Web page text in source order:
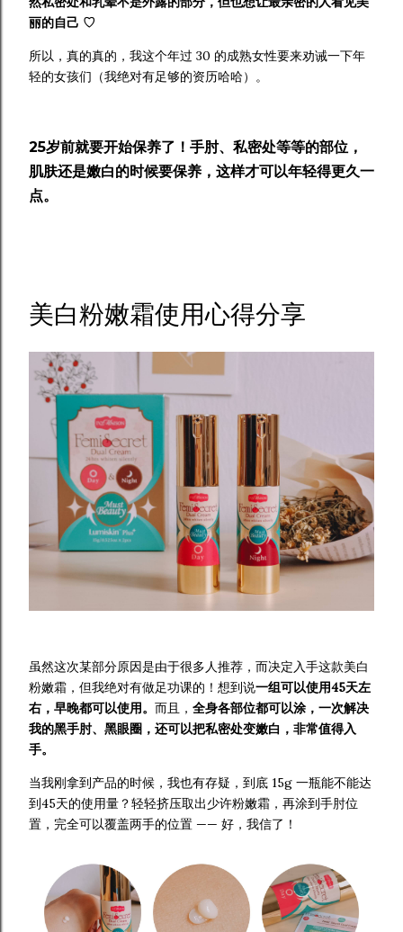
丽的自己 ♡
所以，真的真的，我这个年过 30 的成熟女性要来劝诫一下年
轻的女孩们（我绝对有足够的资历哈哈）。
25岁前就要开始保养了！手肘、私密处等等的部位，
肌肤还是嫩白的时候要保养，这样才可以年轻得更久一
点。
美白粉嫩霜使用心得分享
虽然这次某部分原因是由于很多人推荐，而决定入手这款美白
粉嫩霜，但我绝对有做足功课的！想到说一组可以使用45天左
右，早晚都可以使用。 而且， 全身各部位都可以涂，一次解决
我的黑手肘、黑眼圈，还可以把私密处变嫩白，非常值得入
手。
当我刚拿到产品的时候，我也有存疑，到底 15g 一瓶能不能达
到45天的使用量？轻轻挤压取出少许粉嫩霜，再涂到手肘位
置，完全可以覆盖两手的位置 —— 好，我信了！